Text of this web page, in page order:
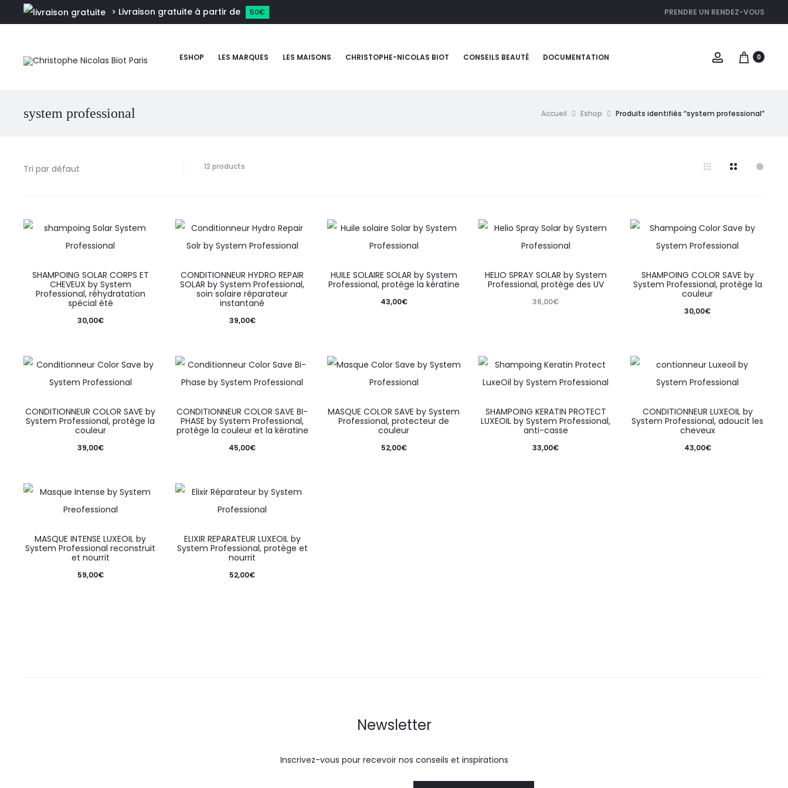
> Livraison gratuite à partir de 50€ PRENDRE UN RENDEZ-VOUS
ESHOP LES MARQUES LES MAISONS CHRISTOPHE-NICOLAS BIOT CONSEILS BEAUTÉ DOCUMENTATION 0
system professional Accueil Eshop Produits identifiés “system professional”
12 products
SHAMPOING SOLAR CORPS ET
CHEVEUX by System
Professional, réhydratation
spécial été
30,00€
CONDITIONNEUR HYDRO REPAIR
SOLAR by System Professional,
soin solaire réparateur
instantané
39,00€
HUILE SOLAIRE SOLAR by System
Professional, protège la kératine
43,00€
HELIO SPRAY SOLAR by System
Professional, protège des UV
36,00€
SHAMPOING COLOR SAVE by
System Professional, protège la
couleur
30,00€
CONDITIONNEUR COLOR SAVE by
System Professional, protège la
couleur
39,00€
CONDITIONNEUR COLOR SAVE BI-
PHASE by System Professional,
protège la couleur et la kératine
45,00€
MASQUE COLOR SAVE by System
Professional, protecteur de
couleur
52,00€
SHAMPOING KERATIN PROTECT
LUXEOIL by System Professional,
anti-casse
33,00€
CONDITIONNEUR LUXEOIL by
System Professional, adoucit les
cheveux
43,00€
MASQUE INTENSE LUXEOIL by
System Professional reconstruit
et nourrit
59,00€
ELIXIR REPARATEUR LUXEOIL by
System Professional, protège et
nourrit
52,00€
Newsletter
Inscrivez-vous pour recevoir nos conseils et inspirations